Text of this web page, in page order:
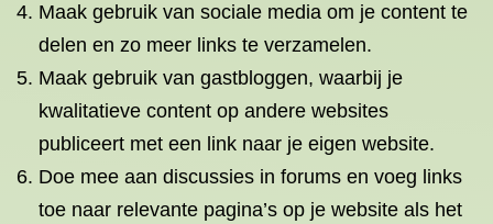
Maak gebruik van sociale media om je content te
delen en zo meer links te verzamelen.
Maak gebruik van gastbloggen, waarbij je
kwalitatieve content op andere websites
publiceert met een link naar je eigen website.
Doe mee aan discussies in forums en voeg links
toe naar relevante pagina’s op je website als het